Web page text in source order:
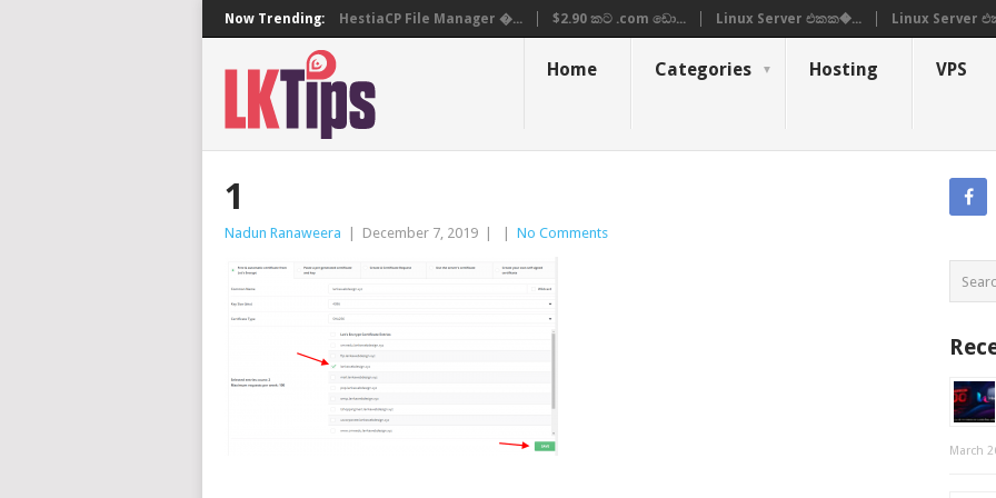
Now Trending: HestiaCP File Manager �... $2.90 කට .com ඩො... Linux Server එකක�... Linux Server
Home Categories Hosting VPS
1
Nadun Ranaweera December 7, 2019 No Comments
March